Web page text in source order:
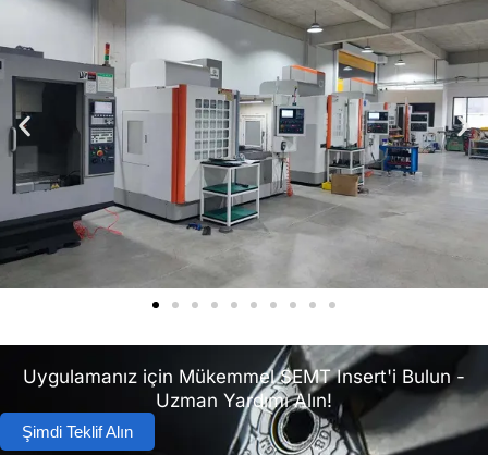
Uygulamanız için Mükemmel SEMT Insert'i Bulun -
Uzman Yardımı Alın!
Şimdi Teklif Alın